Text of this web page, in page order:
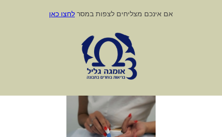
אם אינכם מצליחים לצפות במסר לחצו כאן